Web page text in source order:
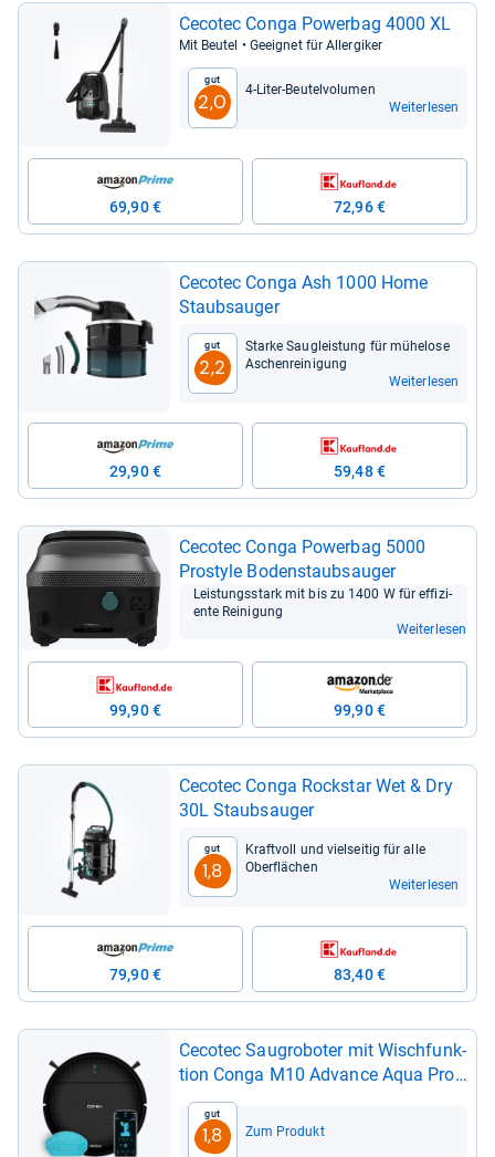
Ceco­tec Conga Power­bag 4000 XL
Mit Beu­tel • Geeig­net für All­er­gi­ker
Gut
2,0
4-​Liter-​Beu­tel­vo­lu­men
Weiterlesen
69,90 € 72,96 €
Ceco­tec Conga Ash 1000 Home
Staub­sau­ger
Gut
2,2
Starke Sau­g­leis­tung für mühe­lose
Aschen­rei­ni­gung
Weiterlesen
29,90 € 59,48 €
Ceco­tec Conga Power­bag 5000
Prostyle Boden­staub­sau­ger
Leis­tungs­stark mit bis zu 1400 W für effi­zi­
ente Rei­ni­gung
Weiterlesen
99,90 € 99,90 €
Ceco­tec Conga Rock­star Wet & Dry
30L Staub­sau­ger
Gut
1,8
Kraft­voll und viel­sei­tig für alle
Ober­flä­chen
Weiterlesen
79,90 € 83,40 €
Ceco­tec Sau­gro­bo­ter mit Wisch­funk­
tion Conga M10 Advance Aqua Pro,
3000 Pa
Gut
1,8 Zum Produkt